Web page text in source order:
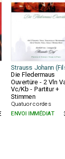
Strauss Johann
Die Fledermaus
Ouvertüre - 2 Vln
Vc/Kb - Partitur +
Stimmen
Quatuor cordes
ENVOI IMMÉDIAT